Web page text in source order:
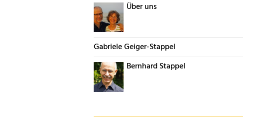
Über uns
Gabriele Geiger-Stappel
Bernhard Stappel